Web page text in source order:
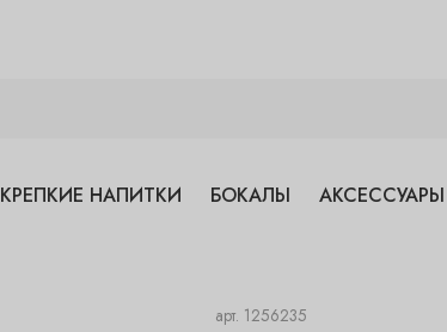
КРЕПКИЕ НАПИТКИ БОКАЛЫ АКСЕССУАРЫ
арт. 1256235